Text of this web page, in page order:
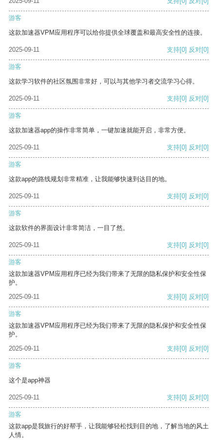
游客
这款加速器VPM应用程序可以给你提供全球覆盖和最高安全性的连接。
2025-09-11 支持[0] 反对[0]
游客
这款学习软件的社区氛围非常好，可以与其他学习者交流学习心得。
2025-09-11 支持[0] 反对[0]
游客
这款加速器app的操作非常简单，一键加速就能开启，非常方便。
2025-09-11 支持[0] 反对[0]
游客
这款app的路线规划非常精准，让我能够快速到达目的地。
2025-09-11 支持[0] 反对[0]
游客
这款软件的界面设计非常简洁，一目了然。
2025-09-11 支持[0] 反对[0]
游客
这款加速器VPM应用程序已经为我们带来了无限的隐私保护和安全性保
护。
2025-09-11
支持[0] 反对[0]
游客
这款加速器VPM应用程序已经为我们带来了无限的隐私保护和安全性保
护。
2025-09-11
支持[0] 反对[0]
游客
这个是app神器
2025-09-11 支持[0] 反对[0]
游客
这款app是我旅行的好帮手，让我能够轻松找到目的地，了解当地的风土
人情。